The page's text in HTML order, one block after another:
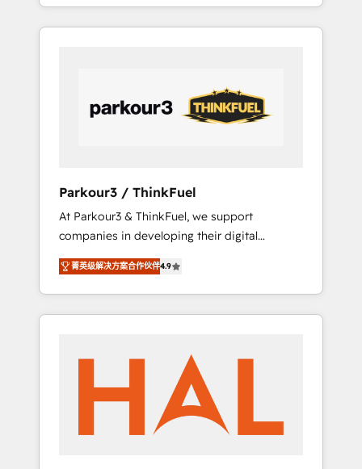
ecosystem as a reliable partner capable of
delivering remarkable experiences for our
agents and AI-ready Website Design With
over 15 years of experience, we help
through smart automation, data hygiene, and
tailored HubSpot solutions. Our clients
choose us because we blend the expertise of
Our Services: HubSpot implementations &
data migration Custom AI agents Revenue
Operations API integrations AI-ready Website
design Let’s turn your CRM into your growth
engine!
Parkour3 / ThinkFuel
At Parkour3 & ThinkFuel, we support
companies in developing their digital
strategies by leveraging technologies and
automating their marketing and sales
processes to generate growth. Our offer
spans from Strategy to Operations. We
implementation, web design, sales &
marketing automation, and digital marketing.
With extensive experience working with tech
companies and manufacturers since 2002,
we are committed to empowering our clients
菁英级解决方案合作伙伴4.9